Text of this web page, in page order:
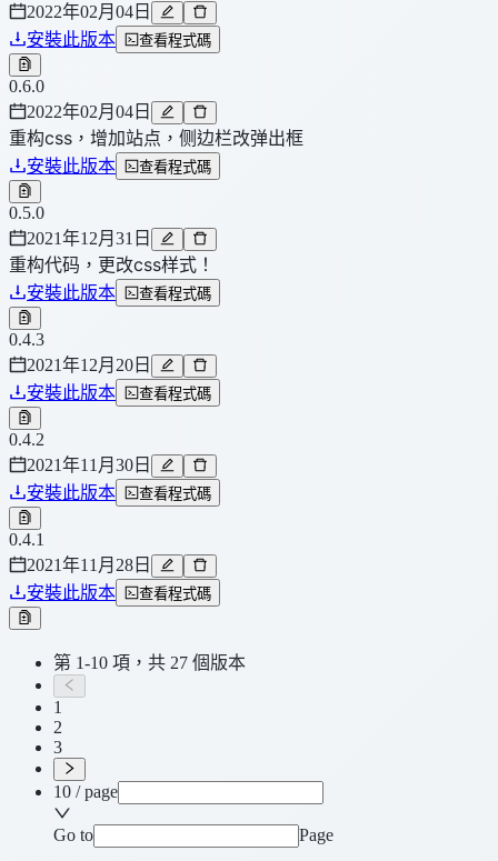
2022年02月04日
安裝此版本
查看程式碼
0.6.0
2022年02月04日
重构css，增加站点，侧边栏改弹出框
安裝此版本 查看程式碼
0.5.0
2021年12月31日
重构代码，更改css样式！
安裝此版本 查看程式碼
0.4.3
2021年12月20日
安裝此版本
查看程式碼
0.4.2
2021年11月30日
安裝此版本
查看程式碼
0.4.1
2021年11月28日
安裝此版本
查看程式碼
第 1-10 項，共 27 個版本
1
2
3
10 / page
Go to Page